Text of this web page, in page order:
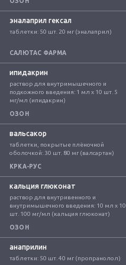
эналаприл гексал
таблетки: 50 шт. 20 мг (эналаприл)
САЛЮТАС ФАРМА
ипидакрин
раствор для внутримышечного и
подкожного введения: 1 мл x 10 шт. 5
мг/мл (ипидакрин)
ОЗОН
вальсакор
таблетки, покрытые плёночной
оболочкой: 30 шт. 80 мг (валсартан)
КРКА-РУС
кальция глюконат
раствор для внутривенного и
внутримышечного введения: 10 мл x 10
шт. 100 мг/мл (кальция глюконат)
ОЗОН
анаприлин
таблетки: 50 шт. 40 мг (пропранолол)